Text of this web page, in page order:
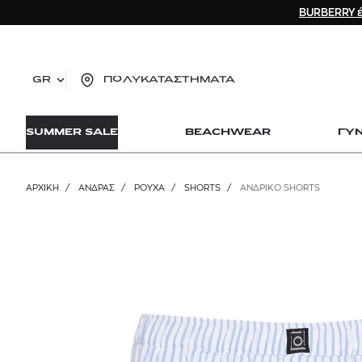
GR ΠΟΛΥΚΑΤΑΣΤΗΜΑΤΑ
SUMMER SALE BEACHWEAR
ΑΡΧΙΚΉ / ΑΝΔΡΑΣ / ΡΟΥΧΑ / SHORTS / ΑΝΔΡΙΚΟ SHORTS